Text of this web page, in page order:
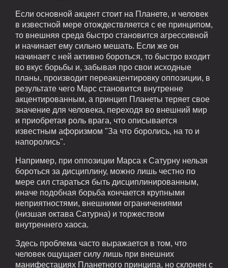
Если основной акцент стоит на Планете, и человек
в известной мере отождествляется с ее принципом,
то внешняя среда быстро становится агрессивной
и начинает ему сильно мешать. Если же он
начинает с ней активно бороться, то быстро входит
во вкус борьбы и, забывая про свои исходные
планы, производит переакцентировку оппозиции, в
результате чего Марс становится внутренне
акцентированным, а принцип Планеты теряет свое
значение для человека, переходя во внешний мир
и приобретая роль врага, что описывается
известным афоризмом "За что боролись, на то и
напоролись".
Например, при оппозиции Марса к Сатурну нельзя
бороться за дисциплину, можно лишь честно по
мере сил стараться быть дисциплинированным,
иначе подобная борьба кончается крупными
неприятностями, внешними ограничениями
(низшая октава Сатурна) и торжеством
внутреннего хаоса.
Здесь проблема часто выражается в том, что
человек ощущает силу лишь при внешних
манифестациях Планетного принципа, но склонен с